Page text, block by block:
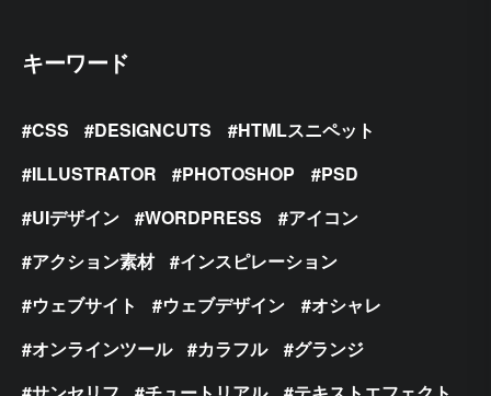
キーワード
CSS DESIGNCUTS
HTMLスニペット
ILLUSTRATOR
PHOTOSHOP
PSD
UIデザイン
WORDPRESS
アイコン
アクション素材
インスピレーション
ウェブサイト
ウェブデザイン
オシャレ
オンラインツール
カラフル
グランジ